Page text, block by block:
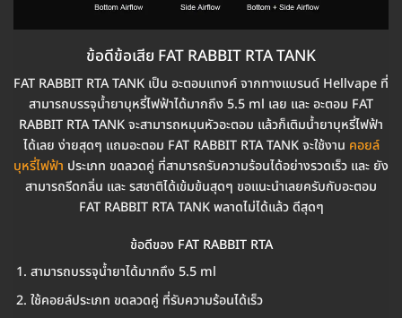
ข้อดีข้อเสีย FAT RABBIT RTA TANK
FAT RABBIT RTA TANK เป็น อะตอมแทงค์ จากทางแบรนด์ Hellvape ที่
สามารถบรรจุน้ำยาบุหรี่ไฟฟ้าได้มากถึง 5.5 ml เลย และ อะตอม FAT
RABBIT RTA TANK จะสามารถหมุนหัวอะตอม แล้วก็เติมน้ำยาบุหรี่ไฟฟ้า
ได้เลย ง่ายสุดๆ แถมอะตอม FAT RABBIT RTA TANK จะใช้งาน คอยล์
บุหรี่ไฟฟ้า ประเภท ขดลวดคู่ ที่สามารถรับความร้อนได้อย่างรวดเร็ว และ ยัง
สามารถรีดกลิ่น และ รสชาติได้เข้มข้นสุดๆ ขอแนะนำเลยครับกับอะตอม
FAT RABBIT RTA TANK พลาดไม่ได้แล้ว ดีสุดๆ
ข้อดีของ FAT RABBIT RTA
สามารถบรรจุน้ำยาได้มากถึง 5.5 ml
ใช้คอยล์ประเภท ขดลวดคู่ ที่รับความร้อนได้เร็ว